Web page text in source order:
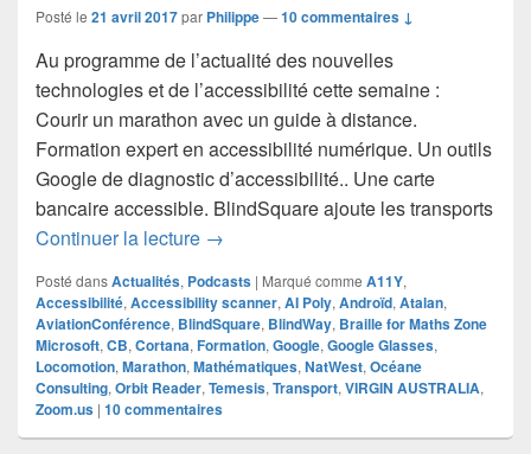
Posté le 21 avril 2017par Philippe—10 commentaires ↓
Au programme de l’actualité des nouvelles
technologies et de l’accessibilité cette semaine :
Courir un marathon avec un guide à distance.
Formation expert en accessibilité numérique. Un outils
Google de diagnostic d’accessibilité.. Une carte
bancaire accessible. BlindSquare ajoute les transports
Continuer la lecture Hebdoxytude 33, l’actualité de la
→
Posté dansActualités, Podcasts | Marqué comme A11Y,
Accessibilité, Accessibility scanner, AI Poly, Androïd, Atalan,
AviationConférence, BlindSquare, BlindWay, Braille for Maths Zone
Microsoft, CB, Cortana, Formation, Google, Google Glasses,
Locomotion, Marathon, Mathématiques, NatWest, Océane
Consulting, Orbit Reader, Temesis, Transport, VIRGIN AUSTRALIA,
Zoom.us | 10commentaires